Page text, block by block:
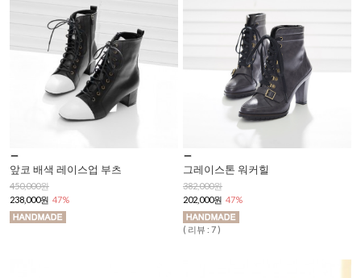
앞코 배색 레이스업 부츠
450,000원
238,000원 47%
그레이스톤 워커힐
382,000원
202,000원 47%
( 리뷰 : 7 )